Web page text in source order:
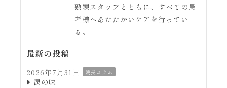
熟練スタッフとともに、すべての患
者様へあたたかいケアを行ってい
る。
最新の投稿
2026年7月31日 院長コラム
涙の味